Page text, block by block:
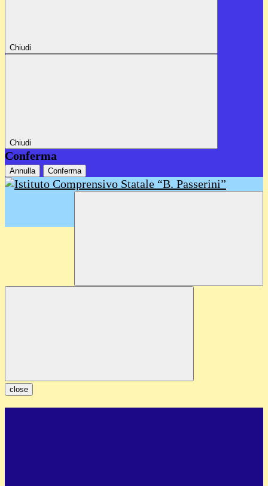
Chiudi
Chiudi
Conferma
Annulla Conferma
close